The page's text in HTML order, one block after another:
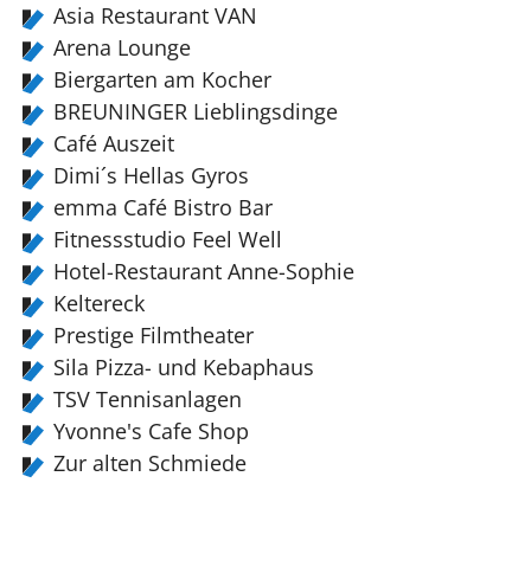
Asia Restaurant VAN
Arena Lounge
Biergarten am Kocher
BREUNINGER Lieblingsdinge
Café Auszeit
Dimi´s Hellas Gyros
emma Café Bistro Bar
Fitnessstudio Feel Well
Hotel-Restaurant Anne-Sophie
Keltereck
Prestige Filmtheater
Sila Pizza- und Kebaphaus
TSV Tennisanlagen
Yvonne's Cafe Shop
Zur alten Schmiede